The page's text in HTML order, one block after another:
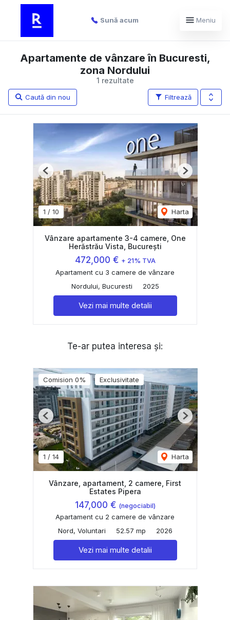
Sună acum Meniu
1 rezultate
Apartamente de vânzare în Bucuresti,
zona Nordului
Filtrează
Caută din nou
1 / 10 Harta
Previous Next
Vânzare apartamente 3-4 camere, One
Herăstrău Vista, București
472,000 € + 21% TVA
Apartament cu 3 camere de vânzare
Nordului, Bucuresti
2025
Vezi mai multe detalii
Te-ar putea interesa și:
Comision 0% Exclusivitate
1 / 14 Harta
Previous Next
Vânzare, apartament, 2 camere, First
Estates Pipera
147,000 € (negociabil)
Apartament cu 2 camere de vânzare
Nord, Voluntari
52.57 mp 2026
Vezi mai multe detalii